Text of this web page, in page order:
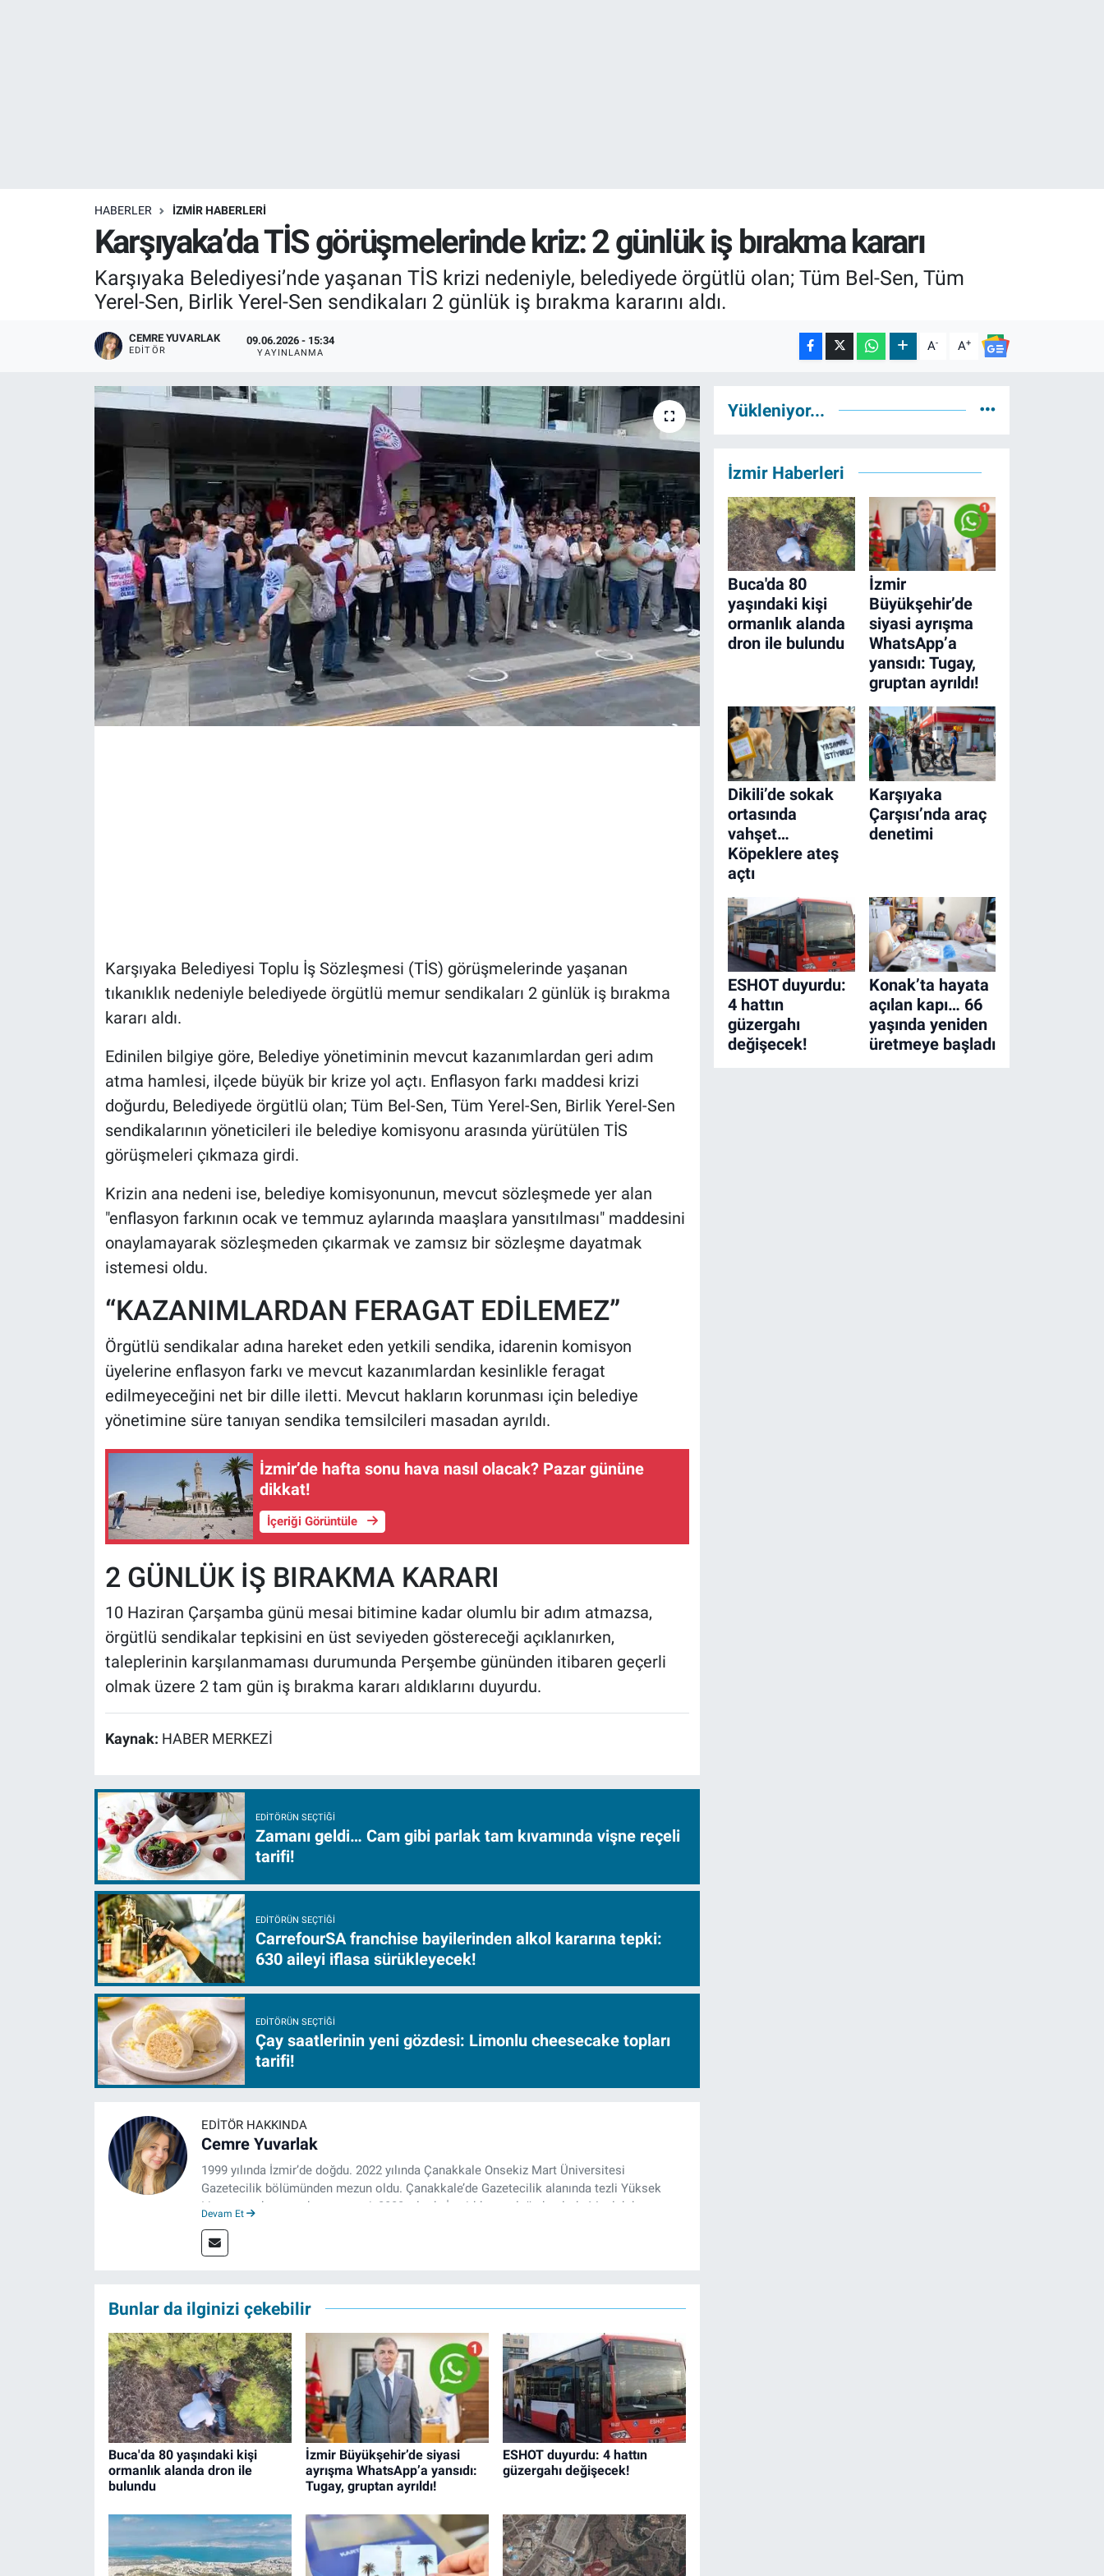
HABERLER İZMİR HABERLERİ
Karşıyaka’da TİS görüşmelerinde kriz: 2 günlük iş bırakma kararı
Karşıyaka Belediyesi’nde yaşanan TİS krizi nedeniyle, belediyede örgütlü olan; Tüm Bel-Sen, Tüm
Yerel-Sen, Birlik Yerel-Sen sendikaları 2 günlük iş bırakma kararını aldı.
CEMRE YUVARLAK
EDITÖR
09.06.2026 - 15:34
YAYINLANMA A- A+
Karşıyaka Belediyesi Toplu İş Sözleşmesi (TİS) görüşmelerinde yaşanan
tıkanıklık nedeniyle belediyede örgütlü memur sendikaları 2 günlük iş bırakma
kararı aldı.
Edinilen bilgiye göre, Belediye yönetiminin mevcut kazanımlardan geri adım
atma hamlesi, ilçede büyük bir krize yol açtı. Enflasyon farkı maddesi krizi
doğurdu, Belediyede örgütlü olan; Tüm Bel-Sen, Tüm Yerel-Sen, Birlik Yerel-Sen
sendikalarının yöneticileri ile belediye komisyonu arasında yürütülen TİS
görüşmeleri çıkmaza girdi.
Krizin ana nedeni ise, belediye komisyonunun, mevcut sözleşmede yer alan
"enflasyon farkının ocak ve temmuz aylarında maaşlara yansıtılması" maddesini
onaylamayarak sözleşmeden çıkarmak ve zamsız bir sözleşme dayatmak
istemesi oldu.
​“KAZANIMLARDAN FERAGAT EDİLEMEZ”
​Örgütlü sendikalar adına hareket eden yetkili sendika, idarenin komisyon
üyelerine enflasyon farkı ve mevcut kazanımlardan kesinlikle feragat
edilmeyeceğini net bir dille iletti. Mevcut hakların korunması için belediye
yönetimine süre tanıyan sendika temsilcileri masadan ayrıldı.
İzmir’de hafta sonu hava nasıl olacak? Pazar gününe
dikkat!
İçeriği Görüntüle
2 GÜNLÜK İŞ BIRAKMA KARARI
​10 Haziran Çarşamba günü mesai bitimine kadar olumlu bir adım atmazsa,
örgütlü sendikalar tepkisini en üst seviyeden göstereceği açıklanırken,
taleplerinin karşılanmaması durumunda Perşembe gününden itibaren geçerli
olmak üzere 2 tam gün iş bırakma kararı aldıklarını duyurdu.
Kaynak: HABER MERKEZİ
EDITÖRÜN SEÇTIĞI
Zamanı geldi… Cam gibi parlak tam kıvamında vişne reçeli
tarifi!
EDITÖRÜN SEÇTIĞI
CarrefourSA franchise bayilerinden alkol kararına tepki:
630 aileyi iflasa sürükleyecek!
EDITÖRÜN SEÇTIĞI
Çay saatlerinin yeni gözdesi: Limonlu cheesecake topları
tarifi!
EDITÖR HAKKINDA
Cemre Yuvarlak
1999 yılında İzmir’de doğdu. 2022 yılında Çanakkale Onsekiz Mart Üniversitesi
Gazetecilik bölümünden mezun oldu. Çanakkale’de Gazetecilik alanında tezli Yüksek
Lisansına devam eden gazeteci, 2022 yılında İzmir’de mesleğe başladı. Meslek hayatı
izgazete.net’te haber editörü olarak devam ediyor.
Devam Et
Bunlar da ilginizi çekebilir
Buca'da 80 yaşındaki kişi
ormanlık alanda dron ile
bulundu
İzmir Büyükşehir’de siyasi
ayrışma WhatsApp’a yansıdı:
Tugay, gruptan ayrıldı!
ESHOT duyurdu: 4 hattın
güzergahı değişecek!
Yükleniyor...
İzmir Haberleri
Buca'da 80
yaşındaki kişi
ormanlık alanda
dron ile bulundu
İzmir
Büyükşehir’de
siyasi ayrışma
WhatsApp’a
yansıdı: Tugay,
gruptan ayrıldı!
Dikili’de sokak
ortasında
vahşet…
Köpeklere ateş
açtı
Karşıyaka
Çarşısı’nda araç
denetimi
ESHOT duyurdu:
4 hattın
güzergahı
değişecek!
Konak’ta hayata
açılan kapı… 66
yaşında yeniden
üretmeye başladı